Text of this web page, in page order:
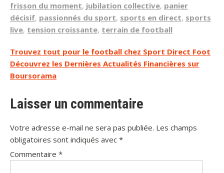
frisson du moment, jubilation collective, panier
décisif, passionnés du sport, sports en direct, sports
live, tension croissante, terrain de football
Navigation
de
l’article
Trouvez tout pour le football chez Sport Direct Foot
Découvrez les Dernières Actualités Financières sur
Boursorama
Laisser un commentaire
Votre adresse e-mail ne sera pas publiée. Les champs
obligatoires sont indiqués avec *
Commentaire *